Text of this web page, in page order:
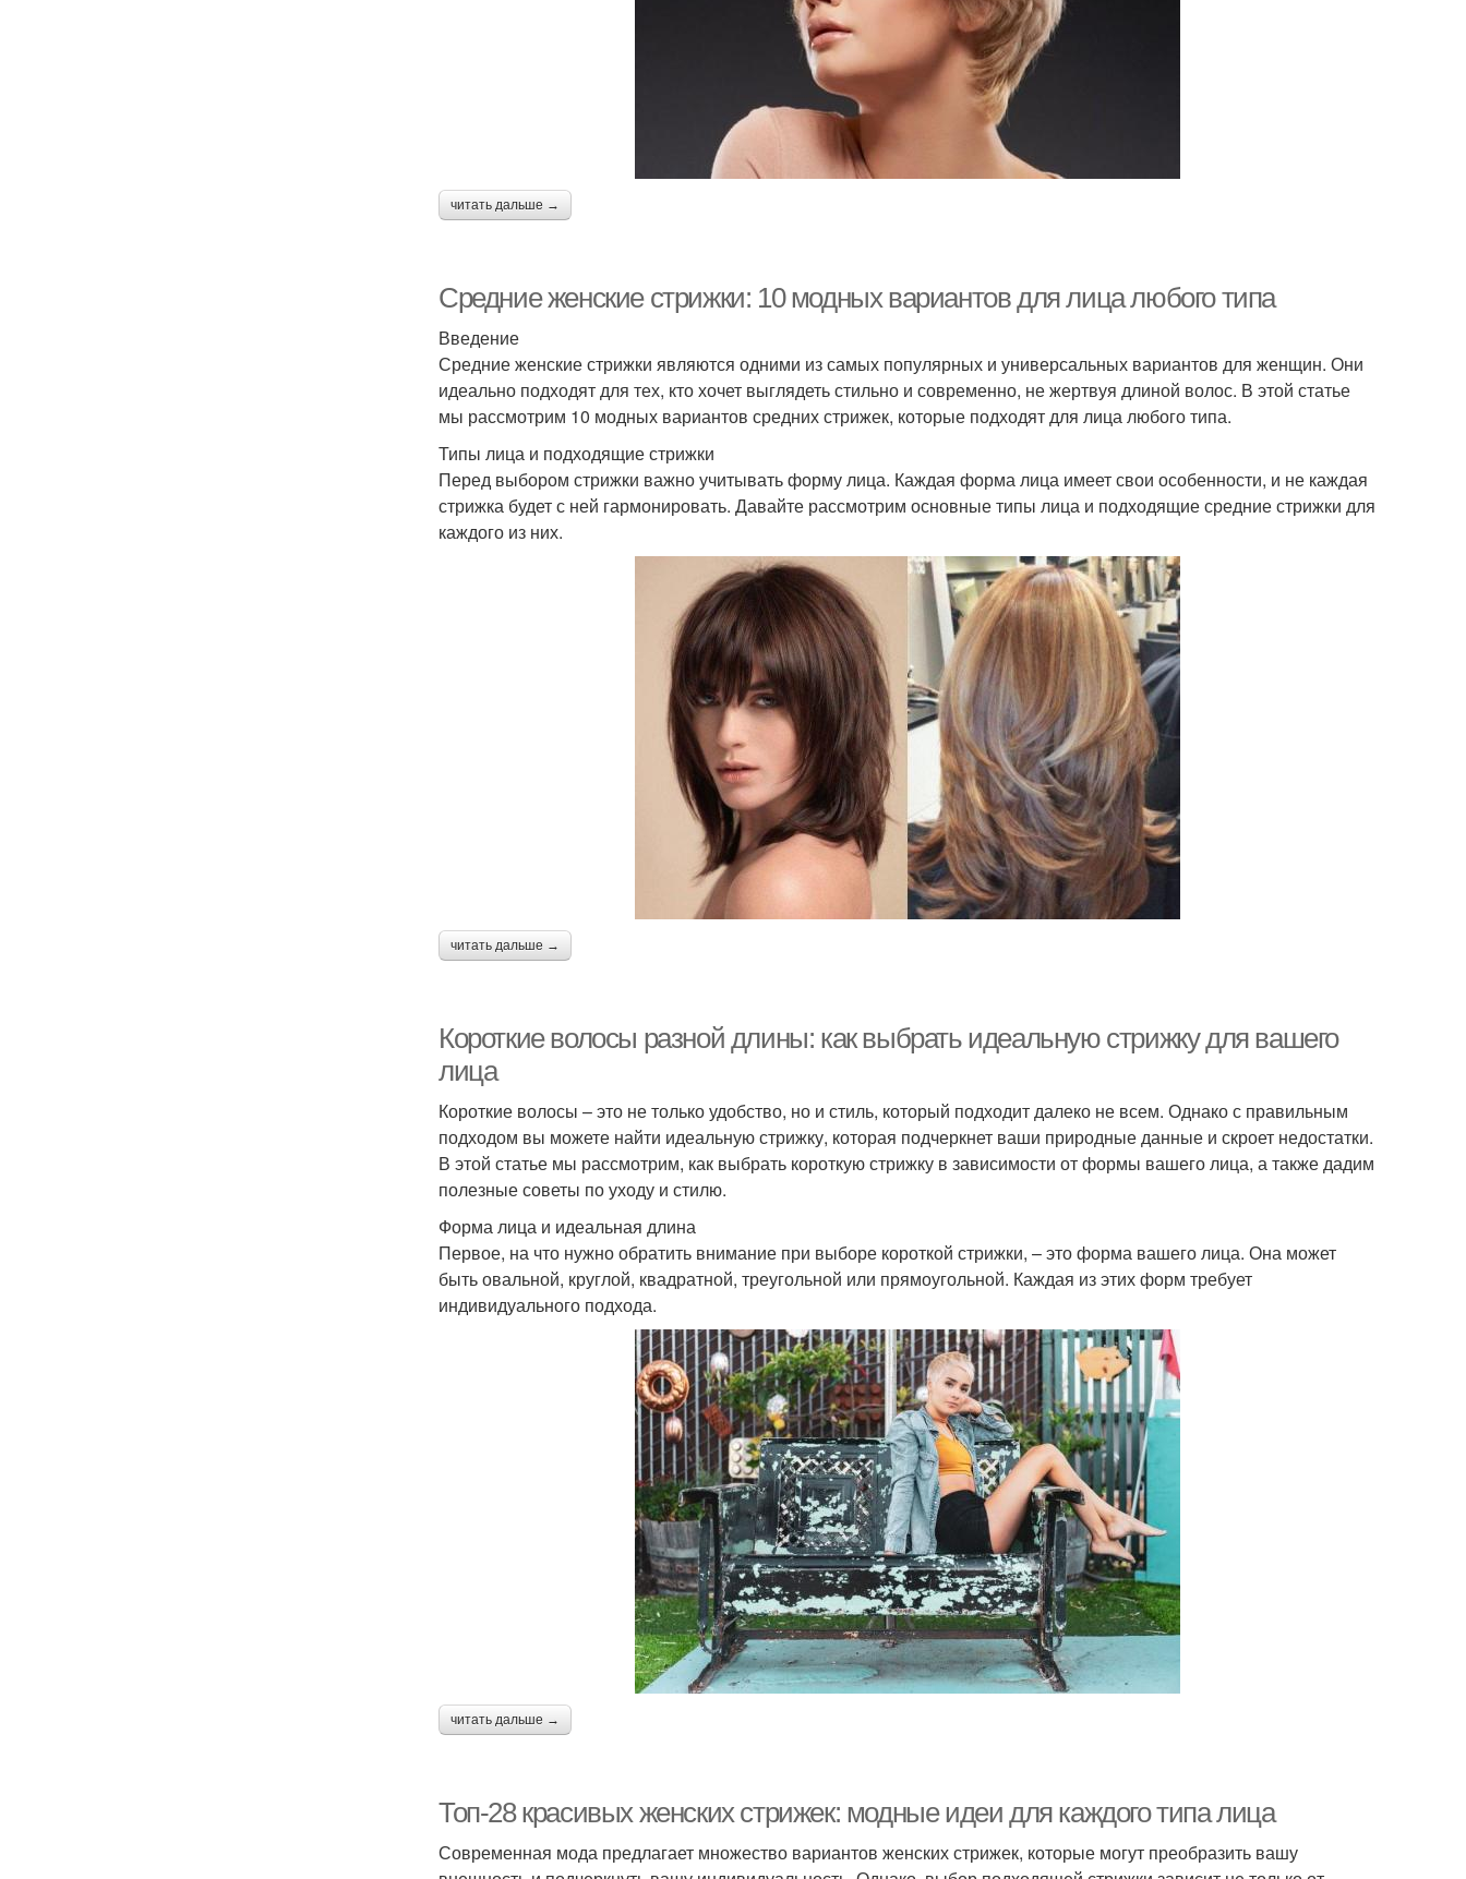
читать дальше →
Средние женские стрижки: 10 модных вариантов для лица любого типа
Введение
Средние женские стрижки являются одними из самых популярных и универсальных вариантов для женщин. Они
идеально подходят для тех, кто хочет выглядеть стильно и современно, не жертвуя длиной волос. В этой статье
мы рассмотрим 10 модных вариантов средних стрижек, которые подходят для лица любого типа.
Типы лица и подходящие стрижки
Перед выбором стрижки важно учитывать форму лица. Каждая форма лица имеет свои особенности, и не каждая
стрижка будет с ней гармонировать. Давайте рассмотрим основные типы лица и подходящие средние стрижки для
каждого из них.
читать дальше →
Короткие волосы разной длины: как выбрать идеальную стрижку для вашего
лица
Короткие волосы – это не только удобство, но и стиль, который подходит далеко не всем. Однако с правильным
подходом вы можете найти идеальную стрижку, которая подчеркнет ваши природные данные и скроет недостатки.
В этой статье мы рассмотрим, как выбрать короткую стрижку в зависимости от формы вашего лица, а также дадим
полезные советы по уходу и стилю.
Форма лица и идеальная длина
Первое, на что нужно обратить внимание при выборе короткой стрижки, – это форма вашего лица. Она может
быть овальной, круглой, квадратной, треугольной или прямоугольной. Каждая из этих форм требует
индивидуального подхода.
читать дальше →
Топ-28 красивых женских стрижек: модные идеи для каждого типа лица
Современная мода предлагает множество вариантов женских стрижек, которые могут преобразить вашу